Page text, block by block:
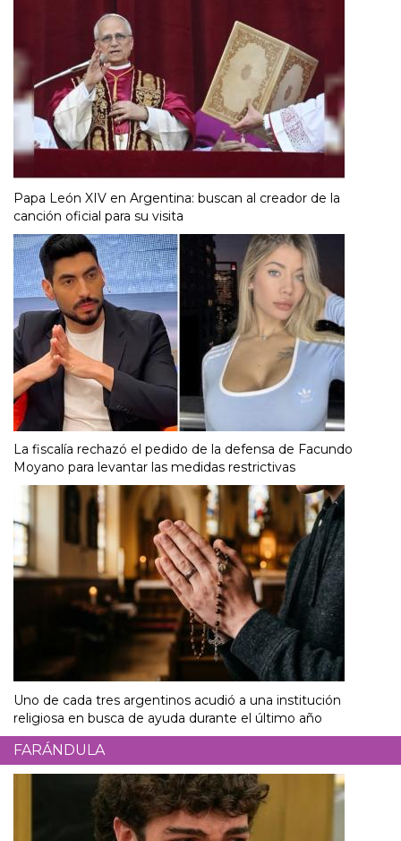
Papa León XIV en Argentina: buscan al creador de la
canción oficial para su visita
La fiscalía rechazó el pedido de la defensa de Facundo
Moyano para levantar las medidas restrictivas
Uno de cada tres argentinos acudió a una institución
religiosa en busca de ayuda durante el último año
FARÁNDULA